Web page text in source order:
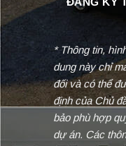
* Thông tin,
dung này chỉ
đối và có thể
định của Chủ
bảo phù hợp
dự án. Các